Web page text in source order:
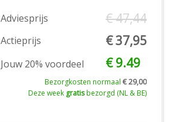
Adviesprijs € 47,44
Actieprijs € 37,95
Jouw 20% voordeel € 9.49
Bezorgkosten normaal € 29,00
Deze week gratisbezorgd (NL & BE)